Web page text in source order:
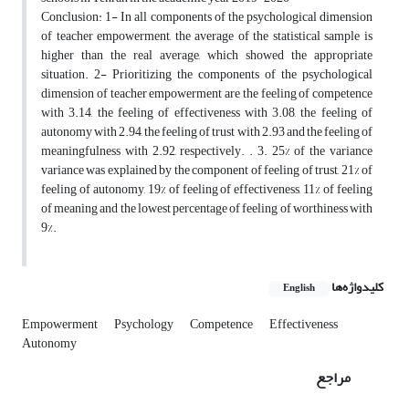
Conclusion: 1- In all components of the psychological dimension
of teacher empowerment, the average of the statistical sample is
higher than the real average, which showed the appropriate
situation. 2- Prioritizing the components of the psychological
dimension of teacher empowerment are the feeling of competence
with 3.14, the feeling of effectiveness with 3.08, the feeling of
autonomy with 2.94, the feeling of trust with 2.93 and the feeling of
meaningfulness with 2.92, respectively. . 3. 25% of the variance
variance was explained by the component of feeling of trust, 21% of
feeling of autonomy, 19% of feeling of effectiveness, 11% of feeling
of meaning and the lowest percentage of feeling of worthiness with
9%.
کلیدواژه‌ها English
Empowerment Psychology Competence Effectiveness
Autonomy
مراجع